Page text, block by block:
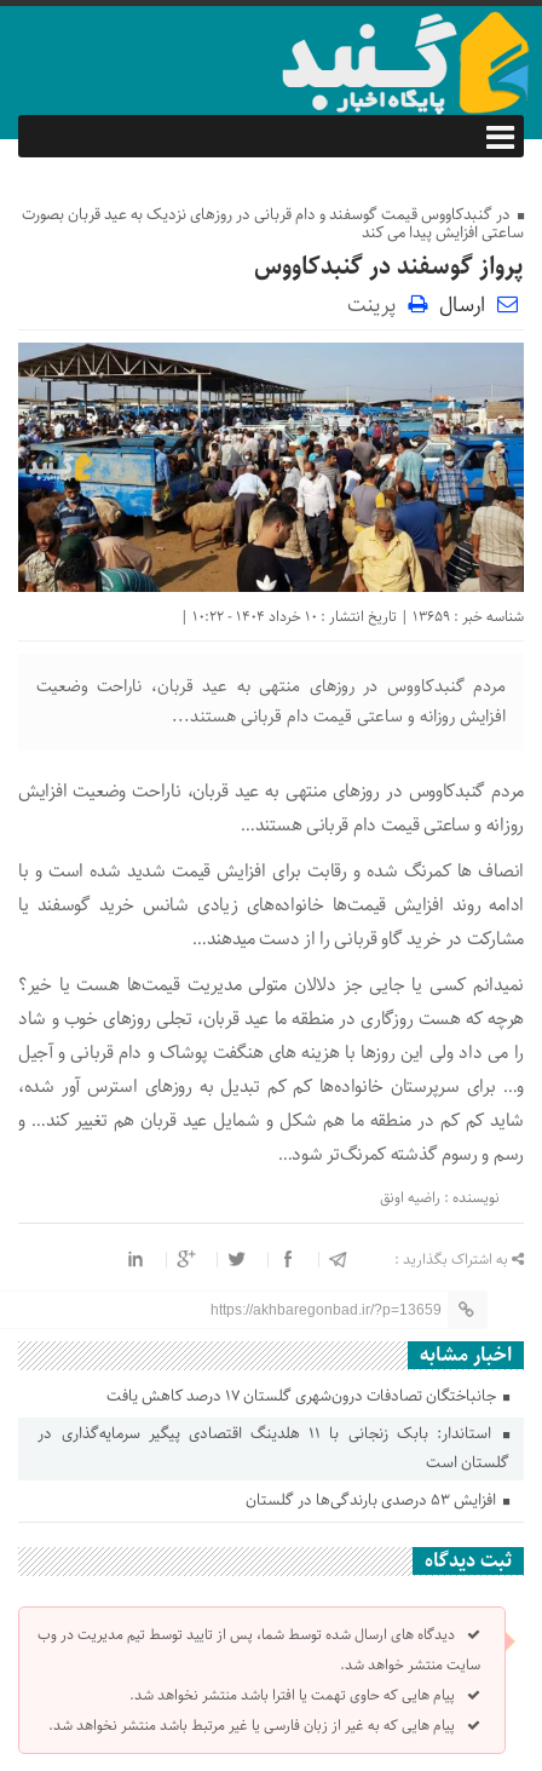
در گنبدکاووس قیمت گوسفند و دام قربانی در روزهای نزدیک به عید قربان بصورت
ساعتی افزایش پیدا می کند
پرواز گوسفند در گنبدکاووس
ارسال پرینت
شناسه خبر : 13659 | تاریخ انتشار : 10 خرداد 1404 - 10:22 |
مردم گنبدکاووس در روزهای منتهی به عید قربان، ناراحت وضعیت
افزایش روزانه و ساعتی قیمت دام قربانی هستند...
مردم گنبدکاووس در روزهای منتهی به عید قربان، ناراحت وضعیت افزایش
روزانه و ساعتی قیمت دام قربانی هستند…
انصاف ها کمرنگ شده و رقابت برای افزایش قیمت شدید شده است و با
ادامه روند افزایش قیمت‌ها خانواده‌های زیادی شانس خرید گوسفند یا
مشارکت در خرید گاو قربانی را از دست میدهند…
نمیدانم کسی یا جایی جز دلالان متولی مدیریت قیمت‌ها‌ هست یا خیر؟
هرچه که هست روزگاری در منطقه ما عید قربان، تجلی روزهای خوب و شاد
را می داد ولی این روزها با هزینه های هنگفت پوشاک و دام قربانی و آجیل
و‌‌… برای سرپرستان خانواده‌ها کم کم تبدیل به روزهای استرس آور شده،
شاید کم کم در منطقه ما هم شکل و شمایل عید قربان هم‌ تغییر کند… و
رسم و رسوم‌ گذشته کمرنگ‌تر‌ شود…
نویسنده : راضیه اونق
به اشتراک بگذارید :
https://akhbaregonbad.ir/?p=13659
اخبار مشابه
جانباختگان تصادفات درون‌شهری گلستان ۱۷ درصد کاهش یافت
استاندار: بابک زنجانی با ۱۱ هلدینگ اقتصادی پیگیر سرمایه‌گذاری در
گلستان است
افزایش ۵۳ درصدی بارندگی‌ها در گلستان
ثبت دیدگاه
دیدگاه های ارسال شده توسط شما، پس از تایید توسط تیم مدیریت در وب
سایت منتشر خواهد شد.
پیام هایی که حاوی تهمت یا افترا باشد منتشر نخواهد شد.
پیام هایی که به غیر از زبان فارسی یا غیر مرتبط باشد منتشر نخواهد شد.